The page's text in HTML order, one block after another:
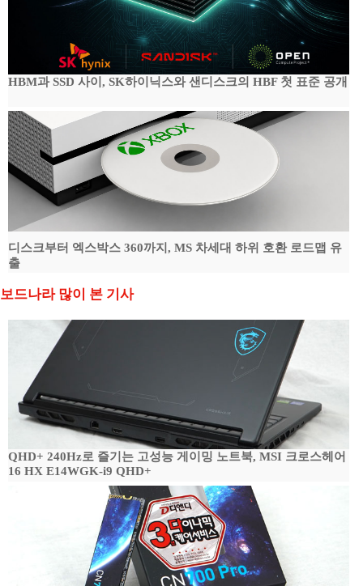
HBM과 SSD 사이, SK하이닉스와 샌디스크의 HBF 첫 표준 공개
디스크부터 엑스박스 360까지, MS 차세대 하위 호환 로드맵 유
출
보드나라 많이 본 기사
QHD+ 240Hz로 즐기는 고성능 게이밍 노트북, MSI 크로스헤어
16 HX E14WGK-i9 QHD+